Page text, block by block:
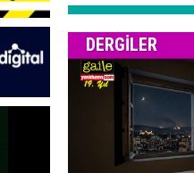
DERGILER